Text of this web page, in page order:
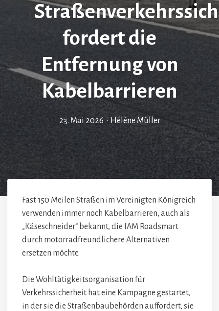
fordert die
Entfernung von
Kabelbarrieren
23. Mai 2026 • Hélène Müller
Fast 150 Meilen Straßen im Vereinigten Königreich
verwenden immer noch Kabelbarrieren, auch als
„Käseschneider“ bekannt, die IAM Roadsmart
durch motorradfreundlichere Alternativen
ersetzen möchte.
Die Wohltätigkeitsorganisation für
Verkehrssicherheit hat eine Kampagne gestartet,
in der sie die Straßenbaubehörden auffordert, sie